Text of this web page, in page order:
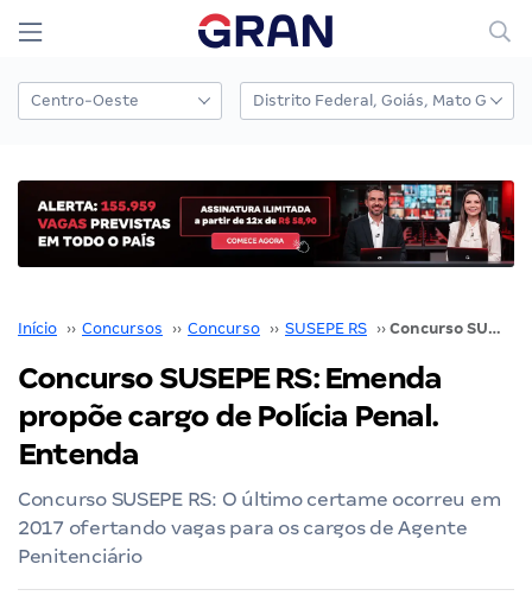
Início ›› Concursos ›› Concurso ›› SUSEPE RS ›› Concurso SUSEPE RS: Emenda propõe cargo de Polícia Penal. Entenda
Concurso SUSEPE RS: Emenda
propõe cargo de Polícia Penal.
Entenda
Concurso SUSEPE RS: O último certame ocorreu em
2017 ofertando vagas para os cargos de Agente
Penitenciário